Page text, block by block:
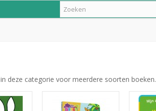
deze categorie voor meerdere soorten boeken.